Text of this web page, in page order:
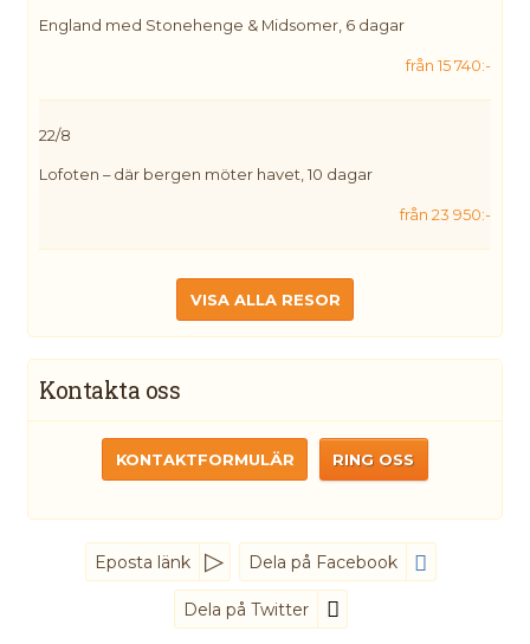
England med Stonehenge & Midsomer, 6 dagar
från 15 740:-
22/8
Lofoten – där bergen möter havet, 10 dagar
från 23 950:-
VISA ALLA RESOR
Kontakta oss
KONTAKTFORMULÄR RING OSS
Eposta länk Dela på Facebook
Dela på Twitter